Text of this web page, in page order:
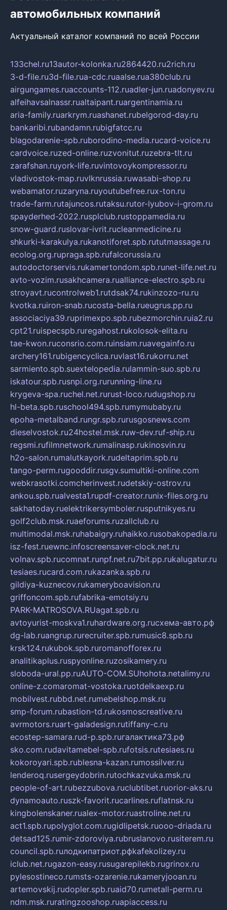
автомобильных компаний
Актуальный каталог компаний по всей России
133chel.ru13autor-kolonka.ru2864420.ru2rich.ru
3-d-file.ru3d-file.rua-cdc.ruaalse.rua380club.ru
airgungames.ruaccounts-112.ruadler-jun.ruadonyev.ru
alfeihavsalnassr.rualtaipant.ruargentinamia.ru
aria-family.ruarkrym.ruashanet.rubelgorod-day.ru
bankaribi.rubandamn.rubigfatcc.ru
blagodarenie-spb.ruborodino-media.rucard-voice.ru
cardvoice.ruzed-online.ruzvonitut.ruzebra-tlt.ru
zarafshan.ruyork-life.ruvintovoykompressor.ru
vladivostok-map.ruvlknrussia.ruwasabi-shop.ru
webamator.ruzaryna.ruyoutubefree.rux-ton.ru
trade-farm.rutajuncos.rutaksu.rutor-lyubov-i-grom.ru
spayderhed-2022.rusplclub.rustoppamedia.ru
snow-guard.ruslovar-ivrit.rucleanmedicine.ru
shkurki-karakulya.rukanotiforet.spb.rututmassage.ru
ecolog.org.rupraga.spb.rufalcorussia.ru
autodoctorservis.rukamertondom.spb.runet-life.net.ru
avto-vozim.rusakhcamera.rualliance-electro.spb.ru
stroyavt.rucontrolweb1.rutdsak74.rukinzozo-ru.ru
kvotka.ruiron-snab.rucosta-bella.rueugrus.pp.ru
associaciya39.ruprimexpo.spb.rubezmorchin.ruia2.ru
cpt21.ruispecspb.ruregahost.rukolosok-elita.ru
tae-kwon.ruconsrio.com.ruinsiam.ruavegainfo.ru
archery161.rubigencyclica.ruvlast16.rukorru.net
sarmiento.spb.suextelopedia.rulammin-suo.spb.ru
iskatour.spb.rusnpi.org.rurunning-line.ru
krygeva-spa.ruchel.net.rurust-loco.rudugshop.ru
hl-beta.spb.ruschool494.spb.rumymubaby.ru
epoha-metalband.rungr.spb.rurusgosnews.com
dieselvostok.ru24hostel.msk.ruw-dev.ruf-ship.ru
regsmi.rufilmnetwork.rumalinasp.rukinosvin.ru
h2o-salon.rumalutkayork.rudeltaprim.spb.ru
tango-perm.rugooddir.rusgv.sumultiki-online.com
webkrasotki.comcherinvest.rudetskiy-ostrov.ru
ankou.spb.rualvesta1.rupdf-creator.runix-files.org.ru
sakhatoday.ruelektrikersymboler.rusputnikyes.ru
golf2club.msk.ruaeforums.ruzallclub.ru
multimodal.msk.ruhabaigry.ruhaikko.rusobakopedia.ru
isz-fest.ruewnc.infoscreensaver-clock.net.ru
volnav.spb.rucomnat.runpf.net.ru7bit.pp.rukalugatur.ru
tesiaes.rucard.com.rukazanka.spb.ru
gildiya-kuznecov.rukameryboavision.ru
griffoncom.spb.rufabrika-emotsiy.ru
PARK-MATROSOVA.RUagat.spb.ru
avtoyurist-moskva1.ruhardware.org.ruсхема-авто.рф
dg-lab.ruangrup.rurecruiter.spb.rumusic8.spb.ru
krsk124.rukubok.spb.ruromanofforex.ru
analitikaplus.ruspyonline.ruzosikamery.ru
sloboda-ural.pp.ruAUTO-COM.SUhohota.netalimy.ru
online-z.comaromat-vostoka.ruotdelkaexp.ru
mobilvest.rubbd.net.rumebelshop.msk.ru
smp-forum.rubastion-td.rukosmoscreative.ru
avrmotors.ruart-galadesign.rutiffany-c.ru
ecostep-samara.rud-p.spb.ruгалактика73.рф
sko.com.rudavitamebel-spb.rufotsis.rutesiaes.ru
kokoroyari.spb.rublesna-kazan.rumossilver.ru
lenderoq.rusergeydobrin.rutochkazvuka.msk.ru
people-of-art.rubezzubova.ruclubtibet.ruorior-aks.ru
dynamoauto.ruszk-favorit.rucarlines.ruflatnsk.ru
kingbolenskaner.rualex-motor.ruastroline.net.ru
act1.spb.rupolyglot.com.rugidlipetsk.ruooo-driada.ru
detsad125.rumir-zdoroviya.rubruslanovo.rusiterem.ru
council.spb.ruлодкипатриот.рфkafekolizey.ru
iclub.net.rugazon-easy.rusugarepilekb.rugrinox.ru
pylesostineco.rumsts-ozarenie.rukameryjooan.ru
artemovskij.rudopler.spb.ruaid70.rumetall-perm.ru
ndm.msk.ruratingzooshop.ruapiaccess.ru